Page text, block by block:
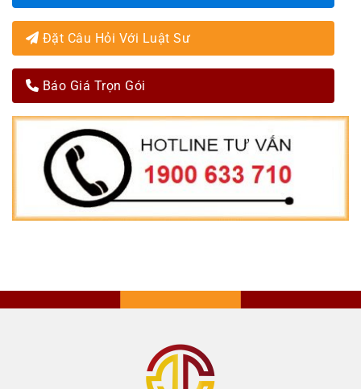
Đặt Câu Hỏi Với Luật Sư
Báo Giá Trọn Gói